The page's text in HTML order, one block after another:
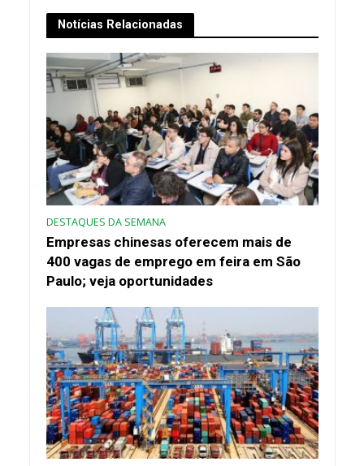
Notícias Relacionadas
DESTAQUES DA SEMANA
Empresas chinesas oferecem mais de
400 vagas de emprego em feira em São
Paulo; veja oportunidades